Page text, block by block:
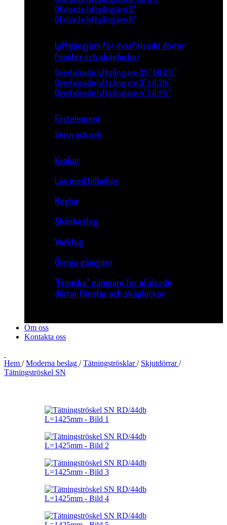
Ofalsade lyftgångjärn 5"
Ofalsade lyftgångjärn 6"
Lyftgångjärn för överfalsade dörrar
fönster och skåpluckor
Överfalsade lyftgångjärn 2¼" till 2¾"
Överfalsade lyftgångjärn 3" till 3½"
Överfalsade lyftgångjärn 4" till 4½"
Fästelement
Skruv och spik
Krokar
Lås med tillbehör
Reglar
Skåpbeslag
Verktyg
Övriga gångjärn
"Franska" gångjärn för ofalsade
dörrar fönster och skåpluckor
Om oss
Kontakta oss
Hem / Moderna beslag / Tätningströsklar/ Skjutdörrar/
Tätningströskel SN